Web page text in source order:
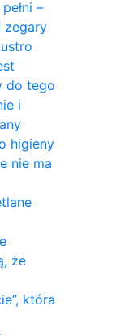
–
zegary
do tego
i
higieny
nie ma
że
która